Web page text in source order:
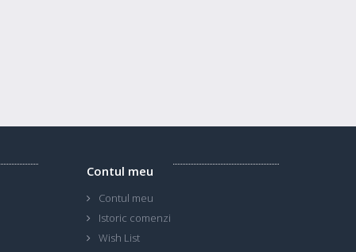
Contul meu
Contul meu
Istoric comenzi
Wish List